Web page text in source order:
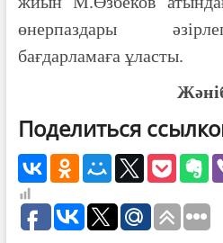
өнерпаздары
бағдарламаға ұласты.
Поделиться